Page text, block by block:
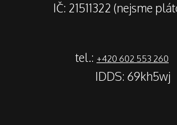
IČ: 21511322 (nejsme
tel.: +420 602 553 260
IDDS: 69kh5wj